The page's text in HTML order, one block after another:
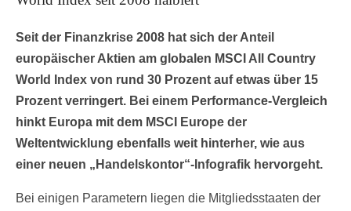
Seit der Finanzkrise 2008 hat sich der Anteil
europäischer Aktien am globalen MSCI All Country
World Index von rund 30 Prozent auf etwas über 15
Prozent verringert. Bei einem Performance-Vergleich
hinkt Europa mit dem MSCI Europe der
Weltentwicklung ebenfalls weit hinterher, wie aus
einer neuen „Handelskontor“-Infografik hervorgeht.
Bei einigen Parametern liegen die Mitgliedsstaaten der